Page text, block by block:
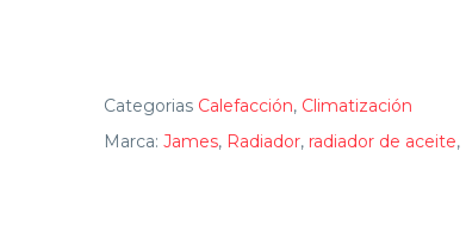
Categorias Calefacción, Climatización
Marca: James, Radiador, radiador de aceite,